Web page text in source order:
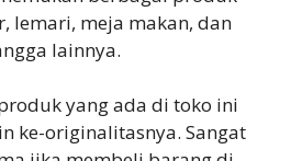
lemari, meja makan, dan
lainnya.
yang ada di toko ini
ke-originalitasnya. Sangat